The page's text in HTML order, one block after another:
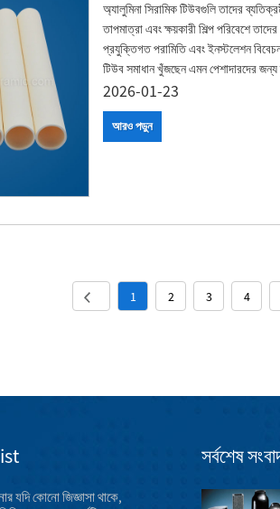
অ্যালুমিনা সিরামিক টিউবগুলি তাদের
তাপমাত্রা এবং ক্ষয়কারী শিল্প পরিবেশে
প্রযুক্তিগত পরামিতি এবং ইনস্টলেশন
টিউব সমাধান খুঁজছেন এমন পেশাদারদের জন্য
2026-01-23
আরও পড়ুন
1 2 3 4
যদি কোনো জিজ্ঞাসা থাকে,
সর্বশেষ
যন্ত্রাংশ প্রদর্শনী